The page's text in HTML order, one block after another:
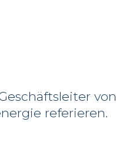
von
referieren.